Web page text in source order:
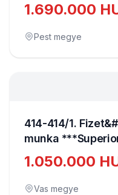
1.690.000
Pest megye
414-414/1.
munka
1.050.000
Vas megye